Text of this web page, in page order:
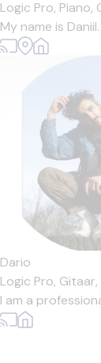
Logic Pro, Piano,
My name is
Dario
Logic Pro, Gitaar,
I am a